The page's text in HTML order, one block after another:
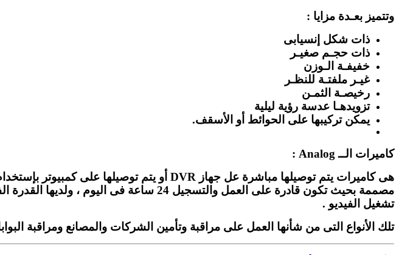
وتتميز بعـدة مزايا :
ذات شكل إنسيابى
ذات حجـم صغيـر
خفيفـة الـوزن
غيـر ملفتـة للنظـر
رخيصـة الثمـن
تزويدهـا عدسة رؤية ليلية
يمكن تركيبها على الحوائط أو الأسقف.
كاميرات الــ Analog :
مصممة بحيث تكون قادرة على العمل والتسجيل
تشغيل الفيديو .
تلك الأنواع التى من شأنها العمل على مراقبة وتأمين الشركات والمصانع ومراقبة